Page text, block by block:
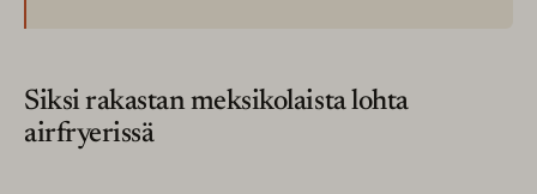
Siksi rakastan meksikolaista lohta
airfryerissä